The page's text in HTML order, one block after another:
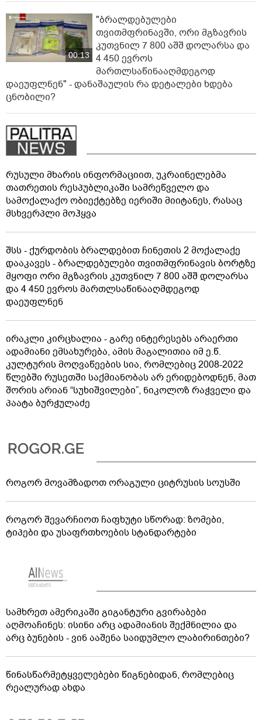
00:13
"ბრალდებულები
თვითმფრინავში, ორი მგზავრის
კუთვნილ 7 800 აშშ დოლარსა და
4 450 ევროს
მართლსაწინააღმდეგოდ
დაეუფლნენ" - დანაშაულის რა დეტალები ხდება
ცნობილი?
რუსული მხარის ინფორმაციით, უკრაინელებმა
თათრეთის რესპუბლიკაში სამრეწველო და
სამოქალაქო ობიექტებზე იერიში მიიტანეს, რასაც
მსხვერპლი მოჰყვა
შსს - ქურდობის ბრალდებით ჩინეთის 2 მოქალაქე
დააკავეს - ბრალდებულები თვითმფრინავის ბორტზე
მყოფი ორი მგზავრის კუთვნილ 7 800 აშშ დოლარსა
და 4 450 ევროს მართლსაწინააღმდეგოდ
დაეუფლნენ
ირაკლი კირცხალია - გარე ინტერესებს არაერთი
ადამიანი ემსახურება, ამის მაგალითია იმ ე.წ.
კულტურის მოღვაწეების სია, რომლებიც 2008-2022
წლებში რუსეთში საქმიანობას არ ერიდებოდნენ, მათ
შორის არიან “სუხიშვილები”, ნიკოლოზ რაჭველი და
პაატა ბურჭულაძე
როგორ მოვამზადოთ ორაგული ციტრუსის სოუსში
როგორ შევარჩიოთ ჩაფხუტი სწორად: ზომები,
ტიპები და უსაფრთხოების სტანდარტები
სამხრეთ ამერიკაში გიგანტური გვირაბები
აღმოაჩინეს: ისინი არც ადამიანის შექმნილია და
არც ბუნების - ვინ ააშენა საიდუმლო ლაბირინთები?
წინასწარმეტყველებები წიგნებიდან, რომლებიც
რეალურად ახდა